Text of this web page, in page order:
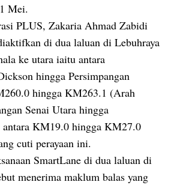
Mei.
PLUS, Zakaria Ahmad Zabidi
di dua laluan di Lebuhraya
ke utara iaitu antara
hingga Persimpangan
hingga KM263.1 (Arah
Senai Utara hingga
KM19.0 hingga KM27.0
cuti perayaan ini.
SmartLane di dua laluan di
menerima maklum balas yang